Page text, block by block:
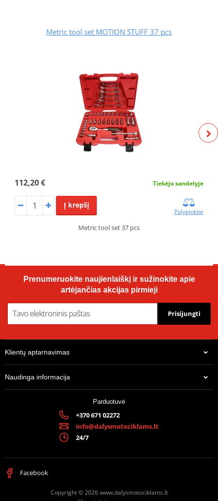
Metric tool set MOTION STUFF 37 pcs
112,20 € Tiekėjo sandelyje
Į krepšį
Palyginkite
Metric tool set 37 pcs
Prenumeruokite naujienlaiškį ir sužinokite apie
artėjančias akcijas pirmieji
Prisijungti
Klientų aptarnavimas
Naudinga informacija
Parduotuvė
+370 671 02272
info@dalysmotociklams.lt
24/7
Facebook
Copyright © 2026 www.dalysmotociklams.lt